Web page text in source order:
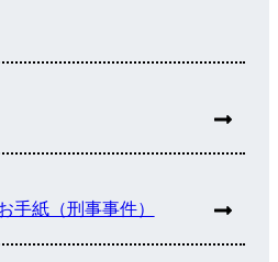
手紙（刑事事件）